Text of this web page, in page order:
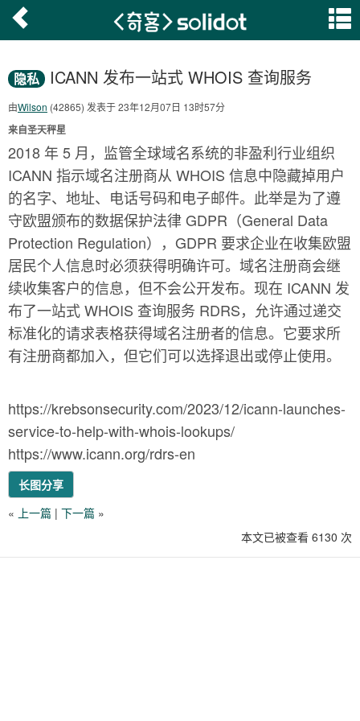
隐私 ICANN 发布一站式 WHOIS 查询服务
由Wilson (42865) 发表于 23年12月07日 13时57分
来自圣天秤星
2018 年 5 月，监管全球域名系统的非盈利行业组织
ICANN 指示域名注册商从 WHOIS 信息中隐藏掉用户
的名字、地址、电话号码和电子邮件。此举是为了遵
守欧盟颁布的数据保护法律 GDPR（General Data
Protection Regulation），GDPR 要求企业在收集欧盟
居民个人信息时必须获得明确许可。域名注册商会继
续收集客户的信息，但不会公开发布。现在 ICANN 发
布了一站式 WHOIS 查询服务 RDRS，允许通过递交
标准化的请求表格获得域名注册者的信息。它要求所
有注册商都加入，但它们可以选择退出或停止使用。
https://krebsonsecurity.com/2023/12/icann-launches-
service-to-help-with-whois-lookups/
https://www.icann.org/rdrs-en
长图分享
« 上一篇 | 下一篇 »
本文已被查看 6130 次